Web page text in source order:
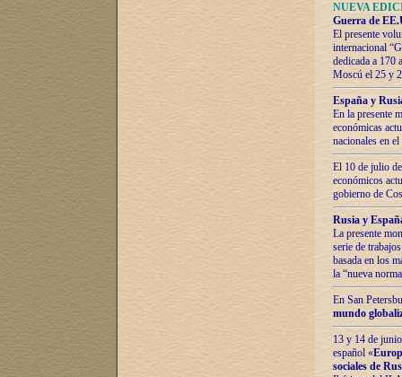
NUEVA
Guerra de
El presente
internacional
dedicada a 170
Moscú el 25 y
España y
En la presente
económicas
nacionales en
El 10 de julio
económicos
gobierno de
Rusia y
La presente
serie de
basada en los
la “nueva
En San
mundo
13 y 14 de
español «
sociales de